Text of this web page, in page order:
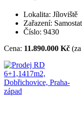
Lokalita: Jíloviště
Zařazení:
Číslo: 9430
Cena: 11.890.000 Kč